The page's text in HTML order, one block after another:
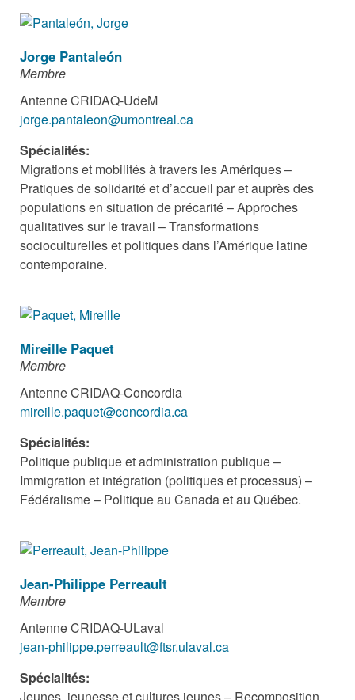
Jorge Pantaleón
Membre
Antenne CRIDAQ-UdeM
jorge.pantaleon@umontreal.ca
Spécialités:
Migrations et mobilités à travers les Amériques –
Pratiques de solidarité et d’accueil par et auprès des
populations en situation de précarité – Approches
qualitatives sur le travail – Transformations
socioculturelles et politiques dans l’Amérique latine
contemporaine.
Mireille Paquet
Membre
Antenne CRIDAQ-Concordia
mireille.paquet@concordia.ca
Spécialités:
Politique publique et administration publique –
Immigration et intégration (politiques et processus) –
Fédéralisme – Politique au Canada et au Québec.
Jean-Philippe Perreault
Membre
Antenne CRIDAQ-ULaval
jean-philippe.perreault@ftsr.ulaval.ca
Spécialités: